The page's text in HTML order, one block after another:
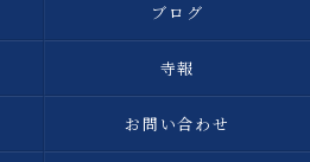
ブログ
寺報
お問い合わせ